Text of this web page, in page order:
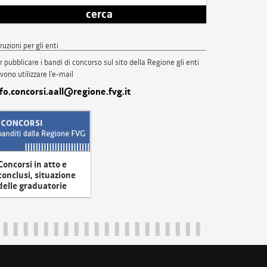
cerca
per gli enti
pubblicare i bandi di concorso sul sito della Regione gli enti
utilizzare l'e-mail
in atto e
situazione
graduatorie